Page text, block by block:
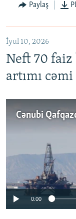
Paylaş
İyul 10, 2026
Neft 70 faiz
artımı
No
0:00